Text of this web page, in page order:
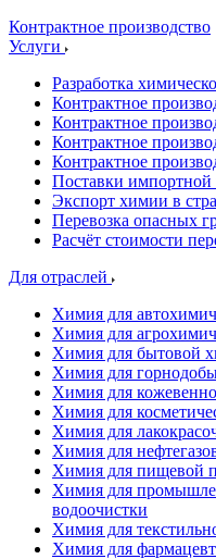
Контрактное производство
Услуги
Разработка
Контрактное
Контрактное
Контрактное
Контрактное
Поставки
Экспорт химии в
Перевозка опасных
Расчёт стоимости
Для отраслей
Химия для
Химия для
Химия для бытовой
Химия для
Химия для
Химия для
Химия для
Химия для
Химия для пищевой
Химия для
водоочистки
Химия для
Химия для